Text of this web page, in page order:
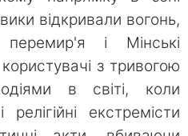
відкривали вогонь,
і Мінські
з тривогою
в світі, коли
екстремісти